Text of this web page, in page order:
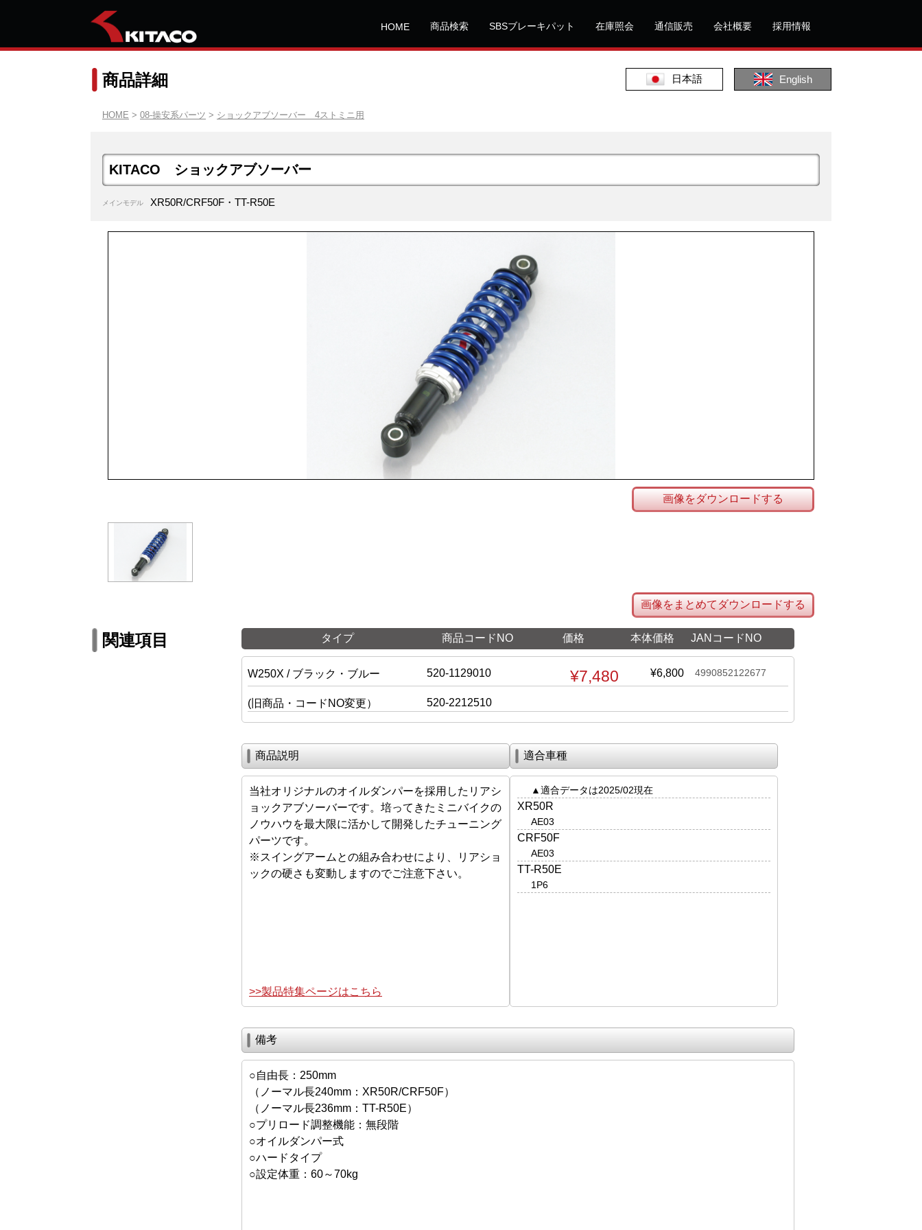
HOME 商品検索 SBSブレーキパット 在庫照会 通信販売 会社概要 採用情報
日本語 English
商品詳細
HOME > 08-操安系パーツ > ショックアブソーバー 4ストミニ用
KITACO ショックアブソーバー
メインモデル XR50R/CRF50F・TT-R50E
画像をダウンロードする
画像をまとめてダウンロードする
関連項目 タイプ 商品コードNO 価格 本体価格 JANコードNO
W250X / ブラック・ブルー 520-1129010 ¥7,480 ¥6,800 4990852122677
(旧商品・コードNO変更） 520-2212510
商品説明
当社オリジナルのオイルダンパーを採用したリアシ
ョックアブソーバーです。培ってきたミニバイクの
ノウハウを最大限に活かして開発したチューニング
パーツです。
※スイングアームとの組み合わせにより、リアショ
ックの硬さも変動しますのでご注意下さい。
>>製品特集ページはこちら
適合車種
▲適合データは2025/02現在
XR50R
AE03
CRF50F
AE03
TT-R50E
1P6
備考
○自由長：250mm
（ノーマル長240mm：XR50R/CRF50F）
（ノーマル長236mm：TT-R50E）
○プリロード調整機能：無段階
○オイルダンパー式
○ハードタイプ
○設定体重：60～70kg